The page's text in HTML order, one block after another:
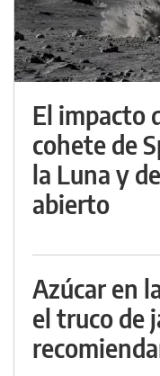
El impacto
cohete de
la Luna y
abierto
Azúcar en
el truco de